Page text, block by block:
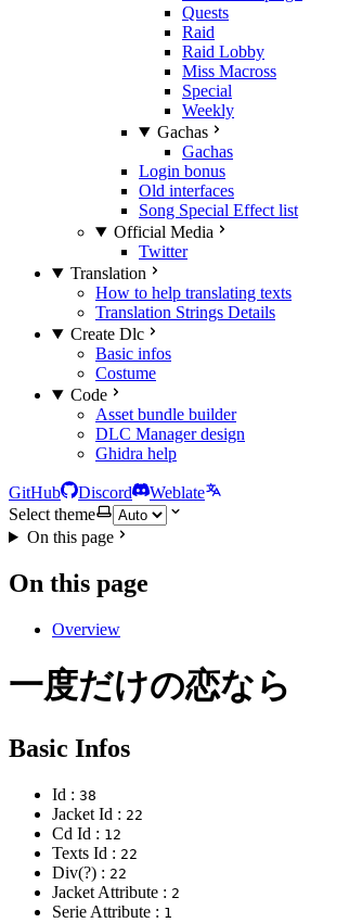
Quests
Raid
Raid Lobby
Miss Macross
Special
Weekly
Gachas
Gachas
Login bonus
Old interfaces
Song Special Effect list
Official Media
Twitter
Translation
How to help translating texts
Translation Strings Details
Create Dlc
Basic infos
Costume
Code
Asset bundle builder
DLC Manager design
Ghidra help
GitHub Discord
Weblate
Select theme
On this page
On this page
Overview
一度だけの恋なら
Basic Infos
Id : 38
Jacket Id : 22
Cd Id : 12
Texts Id : 22
Div(?) : 22
Jacket Attribute : 2
Serie Attribute : 1